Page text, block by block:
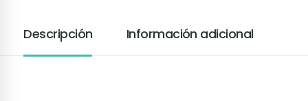
Descripción Información adicional